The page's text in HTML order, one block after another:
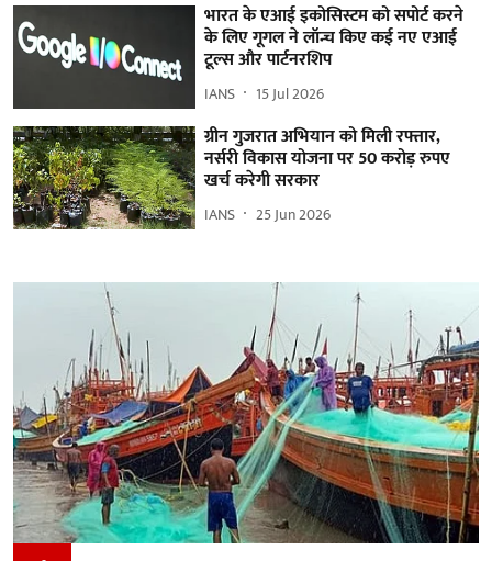
भारत के एआई इकोसिस्टम को सपोर्ट करने
के लिए गूगल ने लॉन्च किए कई नए एआई
टूल्स और पार्टनरशिप
IANS 15 Jul 2026
ग्रीन गुजरात अभियान को मिली रफ्तार,
नर्सरी विकास योजना पर 50 करोड़ रुपए
खर्च करेगी सरकार
IANS 25 Jun 2026